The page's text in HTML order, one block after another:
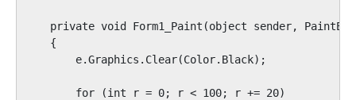
private void Form1_Paint(object sender,
    {
        e.Graphics.Clear(Color.Black);
        for (int r = 0; r < 100; r += 20)